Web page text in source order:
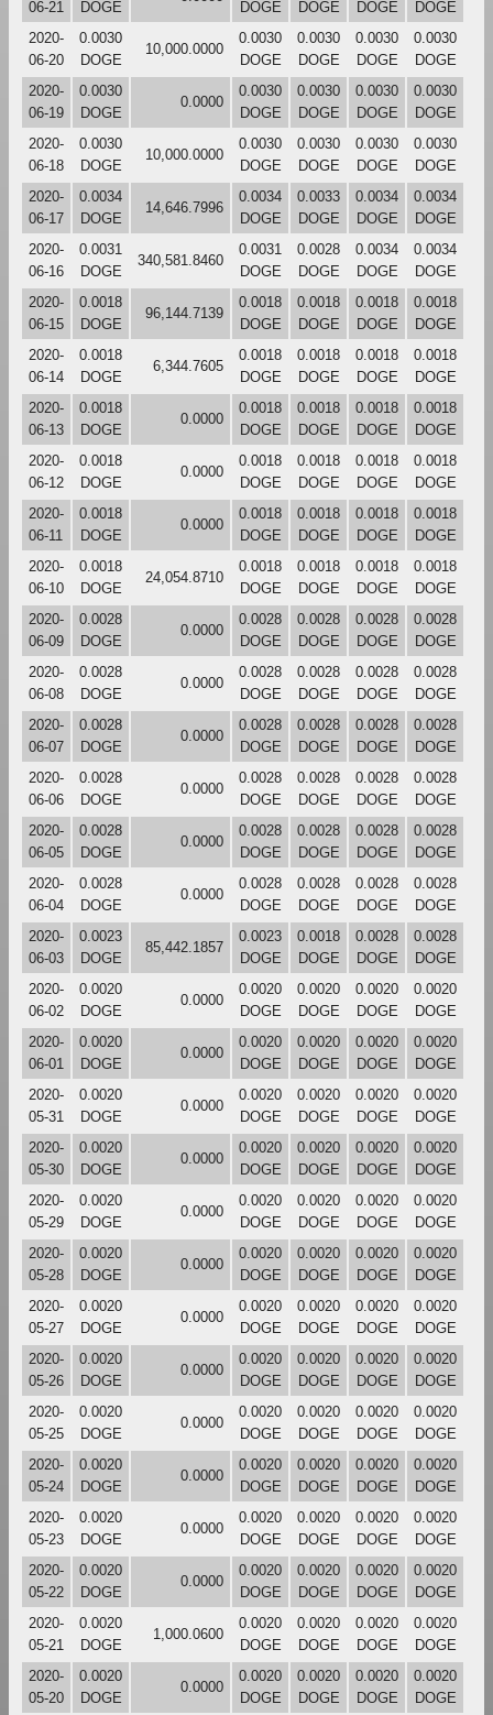
06-21
DOGE
DOGE
DOGE
DOGE
DOGE
2020-
06-20
0.0030
DOGE
10,000.0000
0.0030
DOGE
0.0030
DOGE
0.0030
DOGE
0.0030
DOGE
2020-
06-19
0.0030
DOGE
0.0000
0.0030
DOGE
0.0030
DOGE
0.0030
DOGE
0.0030
DOGE
2020-
06-18
0.0030
DOGE
10,000.0000
0.0030
DOGE
0.0030
DOGE
0.0030
DOGE
0.0030
DOGE
2020-
06-17
0.0034
DOGE
14,646.7996
0.0034
DOGE
0.0033
DOGE
0.0034
DOGE
0.0034
DOGE
2020-
06-16
0.0031
DOGE
340,581.8460
0.0031
DOGE
0.0028
DOGE
0.0034
DOGE
0.0034
DOGE
2020-
06-15
0.0018
DOGE
96,144.7139
0.0018
DOGE
0.0018
DOGE
0.0018
DOGE
0.0018
DOGE
2020-
06-14
0.0018
DOGE
6,344.7605
0.0018
DOGE
0.0018
DOGE
0.0018
DOGE
0.0018
DOGE
2020-
06-13
0.0018
DOGE
0.0000
0.0018
DOGE
0.0018
DOGE
0.0018
DOGE
0.0018
DOGE
2020-
06-12
0.0018
DOGE
0.0000
0.0018
DOGE
0.0018
DOGE
0.0018
DOGE
0.0018
DOGE
2020-
06-11
0.0018
DOGE
0.0000
0.0018
DOGE
0.0018
DOGE
0.0018
DOGE
0.0018
DOGE
2020-
06-10
0.0018
DOGE
24,054.8710
0.0018
DOGE
0.0018
DOGE
0.0018
DOGE
0.0018
DOGE
2020-
06-09
0.0028
DOGE
0.0000
0.0028
DOGE
0.0028
DOGE
0.0028
DOGE
0.0028
DOGE
2020-
06-08
0.0028
DOGE
0.0000
0.0028
DOGE
0.0028
DOGE
0.0028
DOGE
0.0028
DOGE
2020-
06-07
0.0028
DOGE
0.0000
0.0028
DOGE
0.0028
DOGE
0.0028
DOGE
0.0028
DOGE
2020-
06-06
0.0028
DOGE
0.0000
0.0028
DOGE
0.0028
DOGE
0.0028
DOGE
0.0028
DOGE
2020-
06-05
0.0028
DOGE
0.0000
0.0028
DOGE
0.0028
DOGE
0.0028
DOGE
0.0028
DOGE
2020-
06-04
0.0028
DOGE
0.0000
0.0028
DOGE
0.0028
DOGE
0.0028
DOGE
0.0028
DOGE
2020-
06-03
0.0023
DOGE
85,442.1857
0.0023
DOGE
0.0018
DOGE
0.0028
DOGE
0.0028
DOGE
2020-
06-02
0.0020
DOGE
0.0000
0.0020
DOGE
0.0020
DOGE
0.0020
DOGE
0.0020
DOGE
2020-
06-01
0.0020
DOGE
0.0000
0.0020
DOGE
0.0020
DOGE
0.0020
DOGE
0.0020
DOGE
2020-
05-31
0.0020
DOGE
0.0000
0.0020
DOGE
0.0020
DOGE
0.0020
DOGE
0.0020
DOGE
2020-
05-30
0.0020
DOGE
0.0000
0.0020
DOGE
0.0020
DOGE
0.0020
DOGE
0.0020
DOGE
2020-
05-29
0.0020
DOGE
0.0000
0.0020
DOGE
0.0020
DOGE
0.0020
DOGE
0.0020
DOGE
2020-
05-28
0.0020
DOGE
0.0000
0.0020
DOGE
0.0020
DOGE
0.0020
DOGE
0.0020
DOGE
2020-
05-27
0.0020
DOGE
0.0000
0.0020
DOGE
0.0020
DOGE
0.0020
DOGE
0.0020
DOGE
2020-
05-26
0.0020
DOGE
0.0000
0.0020
DOGE
0.0020
DOGE
0.0020
DOGE
0.0020
DOGE
2020-
05-25
0.0020
DOGE
0.0000
0.0020
DOGE
0.0020
DOGE
0.0020
DOGE
0.0020
DOGE
2020-
05-24
0.0020
DOGE
0.0000
0.0020
DOGE
0.0020
DOGE
0.0020
DOGE
0.0020
DOGE
2020-
05-23
0.0020
DOGE
0.0000
0.0020
DOGE
0.0020
DOGE
0.0020
DOGE
0.0020
DOGE
2020-
05-22
0.0020
DOGE
0.0000
0.0020
DOGE
0.0020
DOGE
0.0020
DOGE
0.0020
DOGE
2020-
05-21
0.0020
DOGE
1,000.0600
0.0020
DOGE
0.0020
DOGE
0.0020
DOGE
0.0020
DOGE
2020-
05-20
0.0020
DOGE
0.0000
0.0020
DOGE
0.0020
DOGE
0.0020
DOGE
0.0020
DOGE